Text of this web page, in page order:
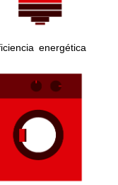
energética